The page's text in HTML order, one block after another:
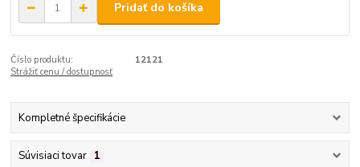
Pridať do košíka
Číslo produktu:
12121
Strážiť cenu / dostupnosť
Kompletné špecifikácie
Súvisiaci tovar 1